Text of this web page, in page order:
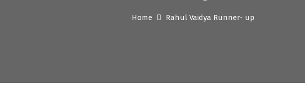
Home Rahul Vaidya Runner- up